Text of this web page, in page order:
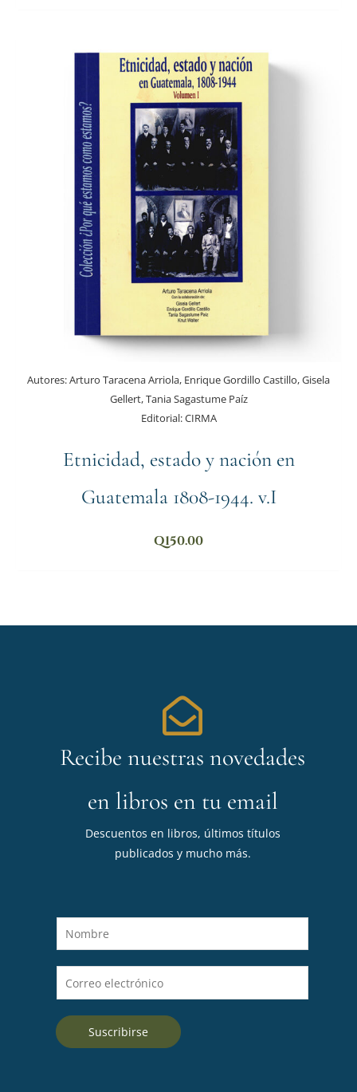
Autores:Arturo Taracena Arriola, Enrique Gordillo Castillo, Gisela
Gellert, Tania Sagastume Paíz
Editorial:CIRMA
Etnicidad, estado y nación en
Guatemala 1808-1944. v.I
Q150.00
Recibe nuestras novedades
en libros en tu email
Descuentos en libros, últimos títulos
publicados y mucho más.
o
m
e
*
o
r
Suscribirse